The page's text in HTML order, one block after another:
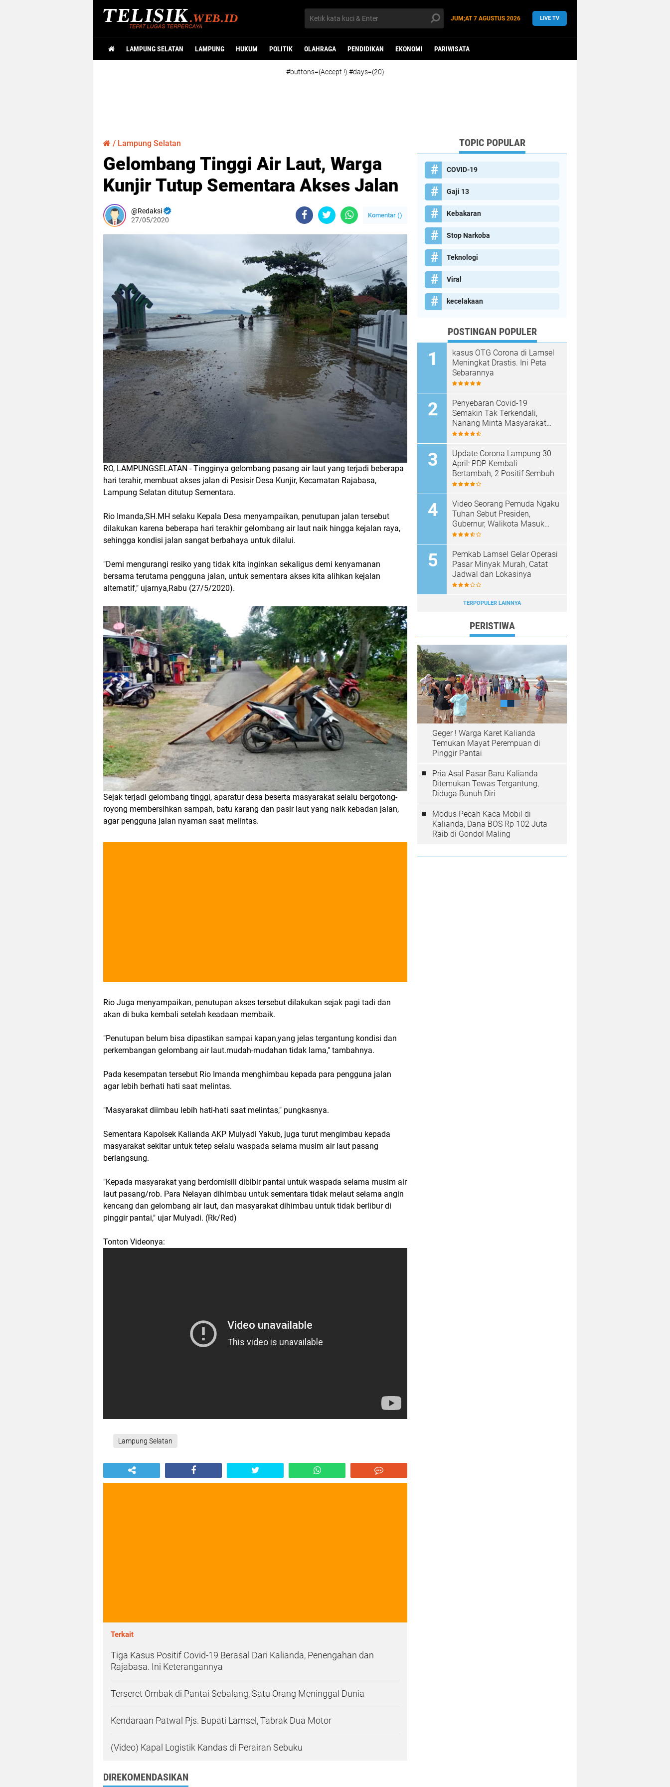
JUM;AT7 AGUSTUS 2026 LIVE TV
LAMPUNG SELATAN LAMPUNG HUKUM POLITIK OLAHRAGA PENDIDIKAN EKONOMI PARIWISATA
#buttons=(Accept !) #days=(20)
/ Lampung Selatan
Gelombang Tinggi Air Laut, Warga
Kunjir Tutup Sementara Akses Jalan
Redaksi
27/05/2020
Komentar ()
RO, LAMPUNGSELATAN - Tingginya gelombang pasang air laut yang terjadi beberapa
hari terahir, membuat akses jalan di Pesisir Desa Kunjir, Kecamatan Rajabasa,
Lampung Selatan ditutup Sementara.
Rio Imanda,SH.MH selaku Kepala Desa menyampaikan, penutupan jalan tersebut
dilakukan karena beberapa hari terakhir gelombang air laut naik hingga kejalan raya,
sehingga kondisi jalan sangat berbahaya untuk dilalui.
"Demi mengurangi resiko yang tidak kita inginkan sekaligus demi kenyamanan
bersama terutama pengguna jalan, untuk sementara akses kita alihkan kejalan
alternatif," ujarnya,Rabu (27/5/2020).
Sejak terjadi gelombang tinggi, aparatur desa beserta masyarakat selalu bergotong-
royong membersihkan sampah, batu karang dan pasir laut yang naik kebadan jalan,
agar pengguna jalan nyaman saat melintas.
Rio Juga menyampaikan, penutupan akses tersebut dilakukan sejak pagi tadi dan
akan di buka kembali setelah keadaan membaik.
"Penutupan belum bisa dipastikan sampai kapan,yang jelas tergantung kondisi dan
perkembangan gelombang air laut.mudah-mudahan tidak lama," tambahnya.
Pada kesempatan tersebut Rio Imanda menghimbau kepada para pengguna jalan
agar lebih berhati hati saat melintas.
"Masyarakat diimbau lebih hati-hati saat melintas," pungkasnya.
Sementara Kapolsek Kalianda AKP Mulyadi Yakub, juga turut mengimbau kepada
masyarakat sekitar untuk tetep selalu waspada selama musim air laut pasang
berlangsung.
"Kepada masyarakat yang berdomisili dibibir pantai untuk waspada selama musim air
laut pasang/rob. Para Nelayan dihimbau untuk sementara tidak melaut selama angin
kencang dan gelombang air laut, dan masyarakat dihimbau untuk tidak berlibur di
pinggir pantai," ujar Mulyadi. (Rk/Red)
Tonton Videonya:
Lampung Selatan
Terkait
Tiga Kasus Positif Covid-19 Berasal Dari Kalianda, Penengahan dan
Rajabasa. Ini Keterangannya
Terseret Ombak di Pantai Sebalang, Satu Orang Meninggal Dunia
Kendaraan Patwal Pjs. Bupati Lamsel, Tabrak Dua Motor
(Video) Kapal Logistik Kandas di Perairan Sebuku
DIREKOMENDASIKAN
TOPIC POPULAR
COVID-19
Gaji 13
Kebakaran
Stop Narkoba
Teknologi
Viral
kecelakaan
POSTINGAN POPULER
kasus OTG Corona di Lamsel
Meningkat Drastis. Ini Peta
Sebarannya
Penyebaran Covid-19
Semakin Tak Terkendali,
Nanang Minta Masyarakat
Patuhi Prokes
Update Corona Lampung 30
April: PDP Kembali
Bertambah, 2 Positif Sembuh
Video Seorang Pemuda Ngaku
Tuhan Sebut Presiden,
Gubernur, Walikota Masuk
Neraka, Anak Punk Masuk
Pemkab Lamsel Gelar Operasi
Pasar Minyak Murah, Catat
Jadwal dan Lokasinya
TERPOPULER LAINNYA
PERISTIWA
Geger ! Warga Karet Kalianda
Temukan Mayat Perempuan di
Pinggir Pantai
Pria Asal Pasar Baru Kalianda
Ditemukan Tewas Tergantung,
Diduga Bunuh Diri
Modus Pecah Kaca Mobil di
Kalianda, Dana BOS Rp 102 Juta
Raib di Gondol Maling